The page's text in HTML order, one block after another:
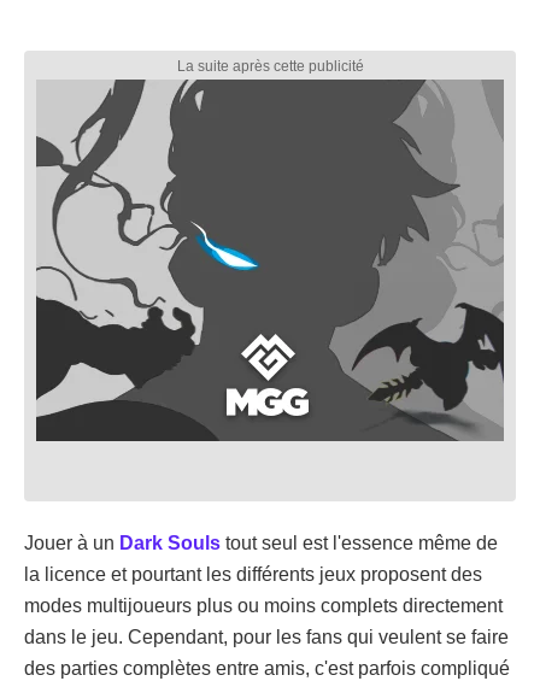
Jouer à un Dark Souls tout seul est l'essence même de
la licence et pourtant les différents jeux proposent des
modes multijoueurs plus ou moins complets directement
dans le jeu. Cependant, pour les fans qui veulent se faire
des parties complètes entre amis, c'est parfois compliqué